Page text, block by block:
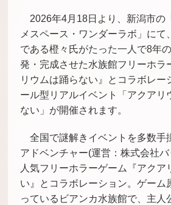
2026年4月18日より、新潟市の
メスペース・ワンダーラボ」にて
である橙々氏がたった一人で8年
発・完成させた水族館フリーホラ
リウムは踊らない』とコラボレー
ール型リアルイベント「アクアリ
ない」が開催されます。
全国で謎解きイベントを多数手
アドベンチャー(運営：株式会社バ
人気フリーホラーゲーム『アクア
い』とコラボレーション。ゲーム
っているビアンカ水族館で、主人